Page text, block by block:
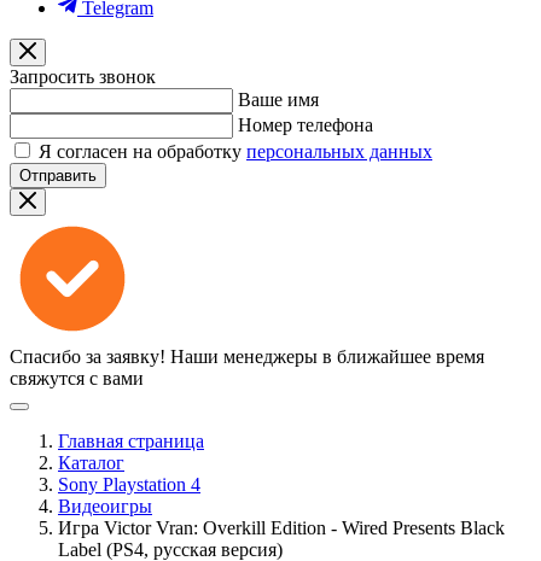
Telegram
Запросить звонок
Ваше имя
Номер телефона
Я согласен на обработку персональных данных
Отправить
Спасибо за заявку! Наши менеджеры в ближайшее время
свяжутся с вами
Главная страница
Каталог
Sony Playstation 4
Видеоигры
Игра Victor Vran: Overkill Edition - Wired Presents Black
Label (PS4, русская версия)